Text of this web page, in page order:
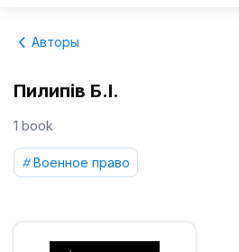
Авторы
Пилипів Б.І.
1 book
Военное право